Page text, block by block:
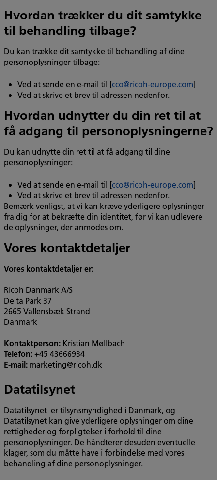
Hvordan trækker du dit samtykke
til behandling tilbage?
Du kan trække dit samtykke til behandling af dine
personoplysninger tilbage:
Ved at sende en e-mail til [cco@ricoh-europe.com]
Ved at skrive et brev til adressen nedenfor.
Hvordan udnytter du din ret til at
få adgang til personoplysningerne?
Du kan udnytte din ret til at få adgang til dine
personoplysninger:
Ved at sende en e-mail til [cco@ricoh-europe.com]
Ved at skrive et brev til adressen nedenfor.
Bemærk venligst, at vi kan kræve yderligere oplysninger
fra dig for at bekræfte din identitet, før vi kan udlevere
de oplysninger, der anmodes om.
Vores kontaktdetaljer
Vores kontaktdetaljer er:
Ricoh Danmark A/S
Delta Park 37
2665 Vallensbæk Strand
Danmark
Kontaktperson: Kristian Møllbach
Telefon:+45 43666934
E-mail: marketing@ricoh.dk
Datatilsynet
Datatilsynet er tilsynsmyndighed i Danmark, og
Datatilsynet kan give yderligere oplysninger om dine
rettigheder og forpligtelser i forhold til dine
personoplysninger. De håndterer desuden eventuelle
klager, som du måtte have i forbindelse med vores
behandling af dine personoplysninger.